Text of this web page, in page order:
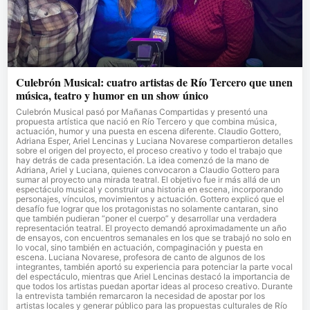
Culebrón Musical: cuatro artistas de Río Tercero que unen
música, teatro y humor en un show único
Culebrón Musical pasó por Mañanas Compartidas y presentó una
propuesta artística que nació en Río Tercero y que combina música,
actuación, humor y una puesta en escena diferente. Claudio Gottero,
Adriana Esper, Ariel Lencinas y Luciana Novarese compartieron detalles
sobre el origen del proyecto, el proceso creativo y todo el trabajo que
hay detrás de cada presentación. La idea comenzó de la mano de
Adriana, Ariel y Luciana, quienes convocaron a Claudio Gottero para
sumar al proyecto una mirada teatral. El objetivo fue ir más allá de un
espectáculo musical y construir una historia en escena, incorporando
personajes, vínculos, movimientos y actuación. Gottero explicó que el
desafío fue lograr que los protagonistas no solamente cantaran, sino
que también pudieran “poner el cuerpo” y desarrollar una verdadera
representación teatral. El proyecto demandó aproximadamente un año
de ensayos, con encuentros semanales en los que se trabajó no solo en
lo vocal, sino también en actuación, compaginación y puesta en
escena. Luciana Novarese, profesora de canto de algunos de los
integrantes, también aportó su experiencia para potenciar la parte vocal
del espectáculo, mientras que Ariel Lencinas destacó la importancia de
que todos los artistas puedan aportar ideas al proceso creativo. Durante
la entrevista también remarcaron la necesidad de apostar por los
artistas locales y generar público para las propuestas culturales de Río